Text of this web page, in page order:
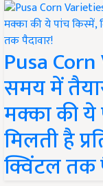
Pusa
समय में
मक्का की ये
मिलती है
क्विंटल तक